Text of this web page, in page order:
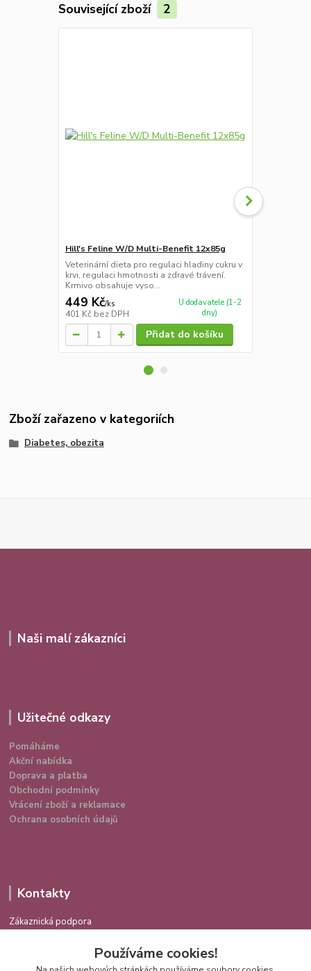
Související zboží 2
Hill's Feline W/D Multi-Benefit 12x85g
Veterinární dieta pro regulaci hladiny cukru v
krvi, regulaci hmotnosti a zdravé trávení.
Krmivo obsahuje vyso...
449 Kč/ks
401 Kč bez DPH
U dodavatele (1-2
dny)
Přidat do košíku
Zboží zařazeno v kategoriích
Diabetes, obezita
Naši malí zákazníci
Užitečné odkazy
Pomáháme
Akční nabídka
Doprava a platba
Obchodní podmínky
Vrácení zboží a reklamace
Ochrana osobních údajů
Kontakty
Zákaznická podpora
Používáme cookies!